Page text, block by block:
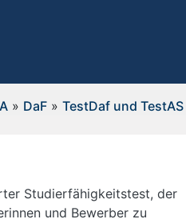
» DaF» TestDaf und TestAS
Studierfähigkeitstest, der
und Bewerber zu